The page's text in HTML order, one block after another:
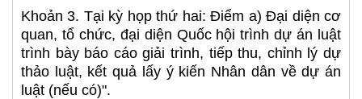
Khoản 3. Tại kỳ họp thứ hai: Điểm a) Đại diện cơ
quan, tổ chức, đại diện Quốc hội trình dự án luật
trình bày báo cáo giải trình, tiếp thu, chỉnh lý dự
thảo luật, kết quả lấy ý kiến Nhân dân về dự án
luật (nếu có)".